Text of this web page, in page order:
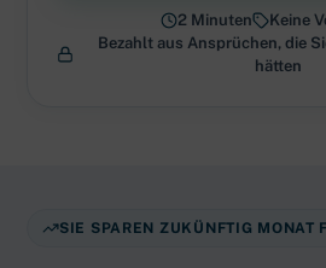
2 Minuten
Keine
Bezahlt aus Ansprüchen, die
hätten
SIE SPAREN ZUKÜNFTIG MONAT